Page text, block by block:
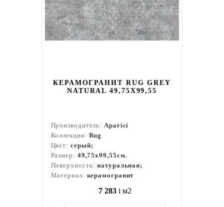
КЕРАМОГРАНИТ RUG GREY
NATURAL 49,75X99,55
Производитель:Aparici
Коллекция: Rug
Цвет: серый;
Размер: 49,75x99,55см.
Поверхность:натуральная;
Материал: керамогранит
7 283 i м2